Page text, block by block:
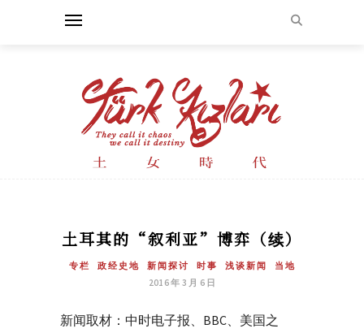
土耳其的“叙利亚”博弈（续）
专栏 政经史地 新闻探讨 时事 浅谈新闻
当地
2016 年 3 月 6 日
新闻取材：中时电子报、BBC、美国之